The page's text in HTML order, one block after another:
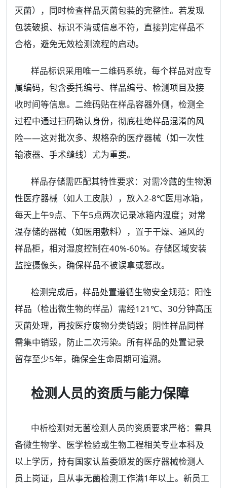
灭菌），同时检查样品灭菌包装的完整性。若发现
包装破损、标识不清或信息不符，直接判定样品不
合格，避免无效检测流程的启动。
样品标识采用唯一二维码系统，每个样品对应专
属编码，包含委托编号、样品编号、检测项目及接
收时间等信息。二维码贴在样品容器外侧，检测全
过程中通过扫码确认身份，彻底杜绝样品混淆的风
险——这对批次多、规格杂的医疗器械（如一次性
输液器、手术缝线）尤为重要。
样品存储需匹配其特性要求：对需冷藏的生物源
性医疗器械（如人工皮肤），放入2-8℃医用冰箱，
每天上午9点、下午5点两次记录冰箱内温度；对常
温存储的器械（如医用敷料），置于干燥、通风的
样品柜，相对湿度控制在40%-60%。存储区域安装
监控摄像头，确保样品不被误拿或篡改。
检测完成后，样品处置遵循生物安全规范：阳性
样品（检出微生物的样品）需经121℃、30分钟高压
灭菌处理，再按医疗废物分类销毁；阴性样品同样
需集中销毁，防止二次污染。所有样品的处置记录
留存至少5年，确保全生命周期可追溯。
检测人员的资质与能力保障
中析检测对无菌检测人员的资质要求严格：需具
备微生物学、医学检验或生物工程相关专业本科及
以上学历，持有国家认监委颁发的医疗器械检测人
员上岗证，且从事无菌检测工作满1年以上。新员工